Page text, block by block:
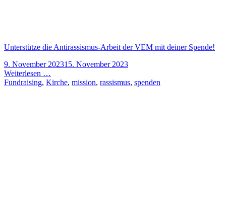
Unterstütze die Antirassismus-Arbeit der VEM mit deiner Spende!
9. November 202315. November 2023
Weiterlesen …
Fundraising, Kirche, mission, rassismus, spenden